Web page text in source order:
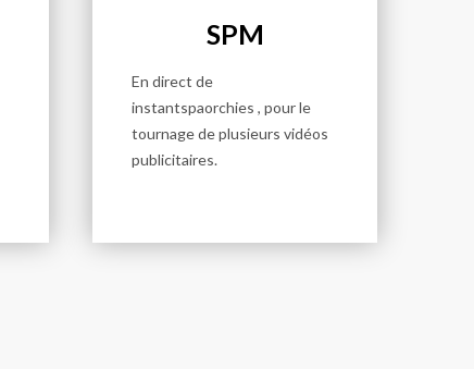
SPM
En direct de
instantspaorchies , pour le
tournage de plusieurs vidéos
publicitaires.